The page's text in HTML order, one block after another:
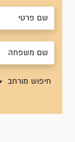
חיפוש מורחב